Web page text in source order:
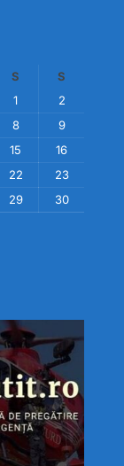
S
S
1
2
8
9
15
16
22
23
29
30